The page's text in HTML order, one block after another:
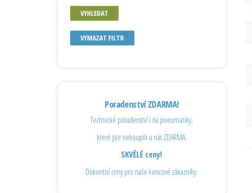
VYHLEDAT
VYMAZAT FILTR
Poradenství ZDARMA!
Technické poradenství i na pneumatiky,
které jste nekoupili u nás ZDARMA.
SKVĚLÉ ceny!
Diskontní ceny pro naše koncové zákazníky.